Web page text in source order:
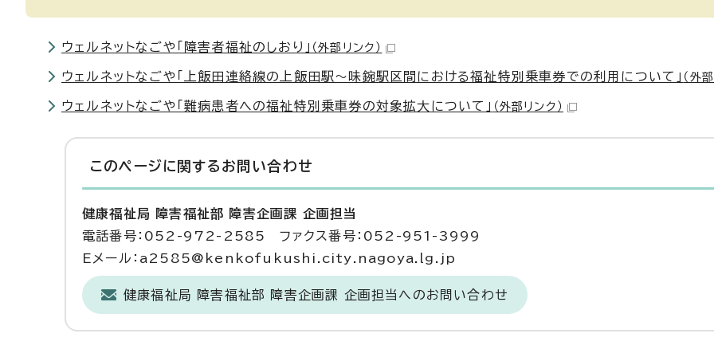
ウェルネットなごや「障害者福祉のしおり」 （外部リンク）
ウェルネットなごや「上飯田連絡線の上飯田駅～味鋺駅区間における福祉特別乗車券での利用について」 （外
ウェルネットなごや「難病患者への福祉特別乗車券の対象拡大について」 （外部リンク）
このページに関する お問い合わせ
健康福祉局 障害福祉部 障害企画課 企画担当
電話番号：052-972-2585 ファクス番号：052-951-3999
Eメール：a2585@kenkofukushi.city.nagoya.lg.jp
健康福祉局 障害福祉部 障害企画課 企画担当へのお問い合わせ